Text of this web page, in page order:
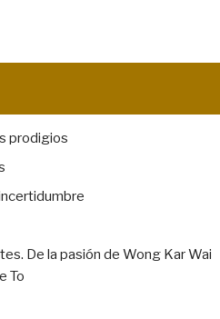
prodigios
De la pasión de Wong Kar Wai
To